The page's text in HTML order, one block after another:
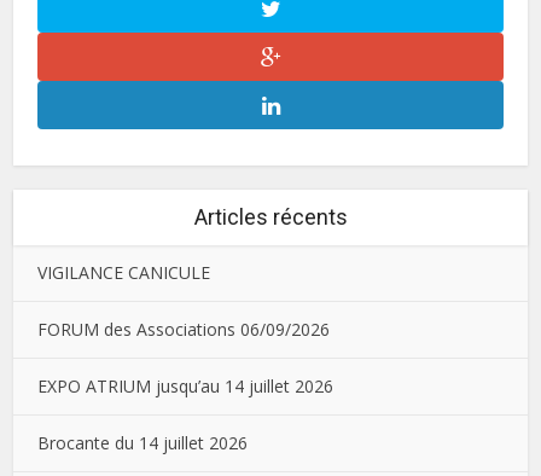
Articles récents
VIGILANCE CANICULE
FORUM des Associations 06/09/2026
EXPO ATRIUM jusqu’au 14 juillet 2026
Brocante du 14 juillet 2026